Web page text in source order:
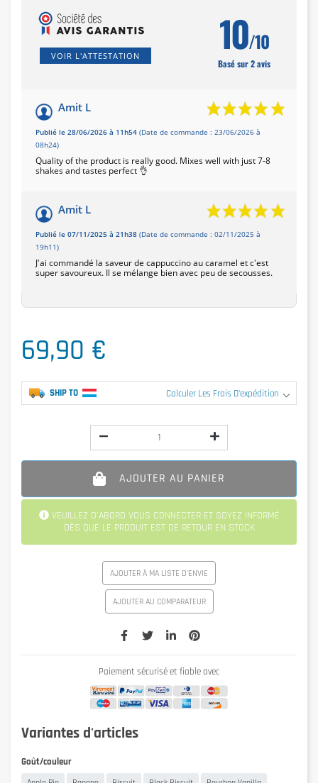
VOIR L'ATTESTATION 10/10
Basé sur 2 avis
Amit L
Publié le 28/06/2026 à 11h54 (Date de commande : 23/06/2026 à
08h24)
Quality of the product is really good. Mixes well with just 7-8
shakes and tastes perfect 👌
Amit L
Publié le 07/11/2025 à 21h38 (Date de commande : 02/11/2025 à
19h11)
J'ai commandé la saveur de cappuccino au caramel et c'est
super savoureux. Il se mélange bien avec peu de secousses.
69,90 €
SHIP TO Calculer Les Frais D'expédition
AJOUTER AU PANIER
VEUILLEZ D'ABORD VOUS CONNECTER ET SOYEZ INFORMÉ
DÈS QUE LE PRODUIT EST DE RETOUR EN STOCK
AJOUTER À MA LISTE D'ENVIE
AJOUTER AU COMPARATEUR
Paiement sécurisé et fiable avec
Variantes d'articles
Goût/couleur